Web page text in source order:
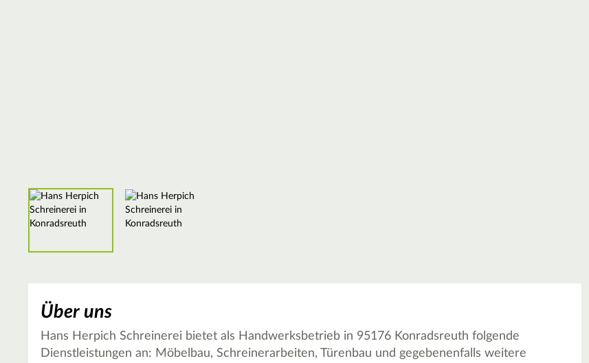
Über uns
Hans Herpich Schreinerei bietet als Handwerksbetrieb in 95176 Konradsreuth folgende
Dienstleistungen an: Möbelbau, Schreinerarbeiten, Türenbau und gegebenenfalls weitere